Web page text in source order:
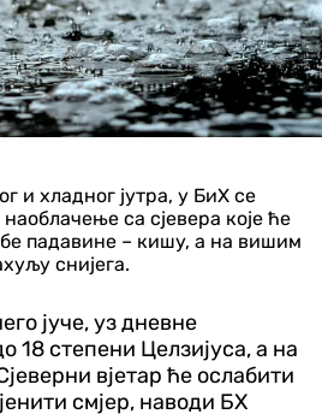
и хладног јутра, у БиХ се
са сјевера које ће
падавине – кишу, а на вишим
снијега.
јуче, уз дневне
18 степени Целзијуса, а на
вјетар ће ослабити
смјер, наводи БХ